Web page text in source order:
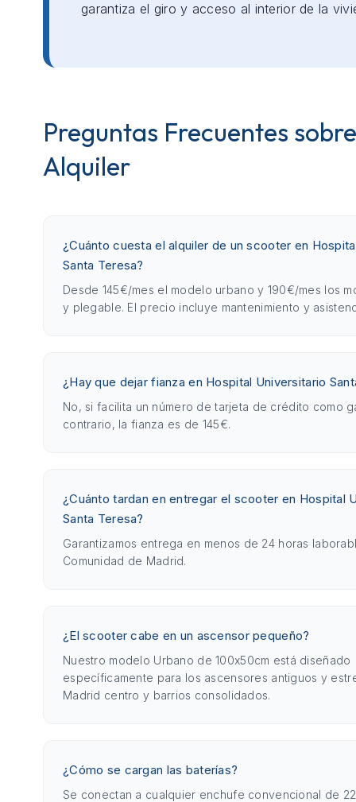
garantiza el giro y acceso al interior de la
Preguntas Frecuentes
Alquiler
¿Cuánto cuesta el alquiler de un scooter en
Santa Teresa?
Desde 145€/mes el modelo urbano y 190€/mes los
y plegable. El precio incluye mantenimiento y
¿Hay que dejar fianza en Hospital Universitario
No, si facilita un número de tarjeta de crédito como
contrario, la fianza es de 145€.
¿Cuánto tardan en entregar el scooter en Hospital
Santa Teresa?
Garantizamos entrega en menos de 24 horas
Comunidad de Madrid.
¿El scooter cabe en un ascensor pequeño?
Nuestro modelo Urbano de 100x50cm está diseñado
específicamente para los ascensores antiguos y
Madrid centro y barrios consolidados.
¿Cómo se cargan las baterías?
Se conectan a cualquier enchufe convencional de